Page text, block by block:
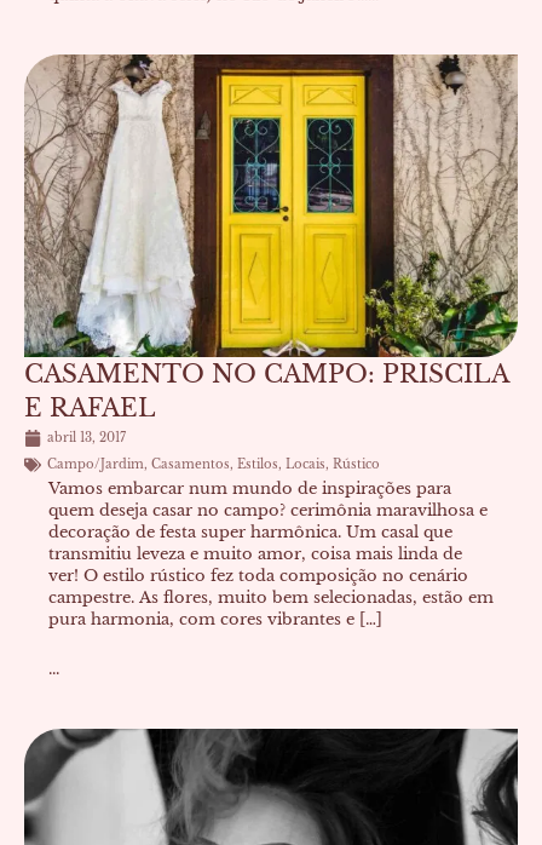
CASAMENTO NO CAMPO: PRISCILA
E RAFAEL
abril 13, 2017
Campo/Jardim, Casamentos, Estilos, Locais, Rústico
Vamos embarcar num mundo de inspirações para
quem deseja casar no campo? cerimônia maravilhosa e
decoração de festa super harmônica. Um casal que
transmitiu leveza e muito amor, coisa mais linda de
ver! O estilo rústico fez toda composição no cenário
campestre. As flores, muito bem selecionadas, estão em
pura harmonia, com cores vibrantes e […]
...